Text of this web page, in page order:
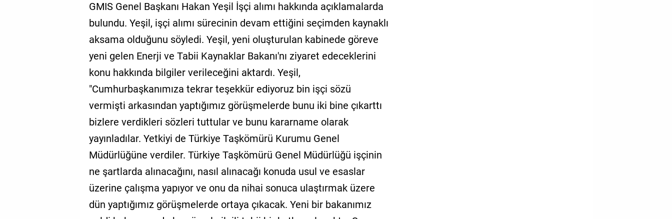
GMIS Genel Başkanı Hakan Yeşil İşçi alımı hakkında açıklamalarda
bulundu. Yeşil, işçi alımı sürecinin devam ettiğini seçimden kaynaklı
aksama olduğunu söyledi. Yeşil, yeni oluşturulan kabinede göreve
yeni gelen Enerji ve Tabii Kaynaklar Bakanı'nı ziyaret edeceklerini
konu hakkında bilgiler verileceğini aktardı. Yeşil,
"Cumhurbaşkanımıza tekrar teşekkür ediyoruz bin işçi sözü
vermişti arkasından yaptığımız görüşmelerde bunu iki bine çıkarttı
bizlere verdikleri sözleri tuttular ve bunu kararname olarak
yayınladılar. Yetkiyi de Türkiye Taşkömürü Kurumu Genel
Müdürlüğüne verdiler. Türkiye Taşkömürü Genel Müdürlüğü işçinin
ne şartlarda alınacağını, nasıl alınacağı konuda usul ve esaslar
üzerine çalışma yapıyor ve onu da nihai sonuca ulaştırmak üzere
dün yaptığımız görüşmelerde ortaya çıkacak. Yeni bir bakanımız